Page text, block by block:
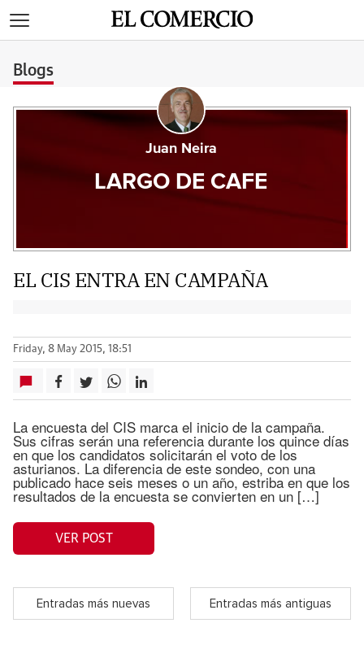
Blogs
Juan Neira
LARGO DE CAFE
EL CIS ENTRA EN CAMPAÑA
Friday, 8 May 2015, 18:51
La encuesta del CIS marca el inicio de la campaña.
Sus cifras serán una referencia durante los quince días
en que los candidatos solicitarán el voto de los
asturianos. La diferencia de este sondeo, con una
publicado hace seis meses o un año, estriba en que los
resultados de la encuesta se convierten en un […]
VER POST
Entradas más nuevas Entradas más antiguas